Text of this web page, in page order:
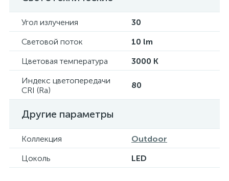
Угол излучения
30
Световой поток
10 lm
Цветовая температура
3000 K
Индекс цветопередачи
CRI (Ra)
80
Другие параметры
Коллекция
Outdoor
Цоколь
LED